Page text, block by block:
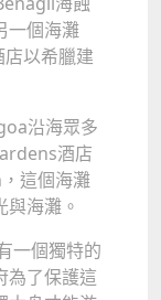
一個海灘
以希臘建
沿海眾多
酒店
這個海灘
海灘。
一個獨特的
為了保護這